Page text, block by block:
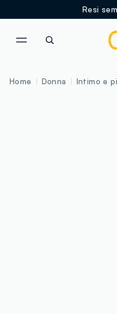
Resi
Home Donna Intimo e